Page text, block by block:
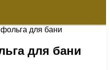
для бани
для бани